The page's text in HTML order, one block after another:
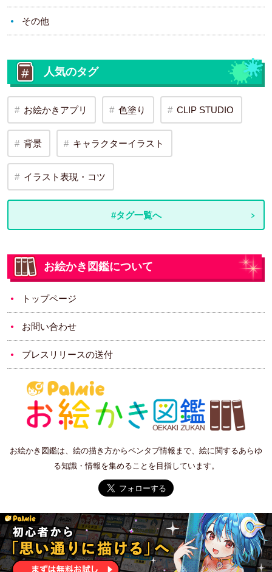
その他
人気のタグ
お絵かきアプリ 色塗り CLIP STUDIO
背景 キャラクターイラスト
イラスト表現・コツ
#タグ一覧へ
お絵かき図鑑について
トップページ
お問い合わせ
プレスリリースの送付
お絵かき図鑑は、絵の描き方からペンタブ情報まで、絵に関するあらゆ
る知識・情報を集めることを目指しています。